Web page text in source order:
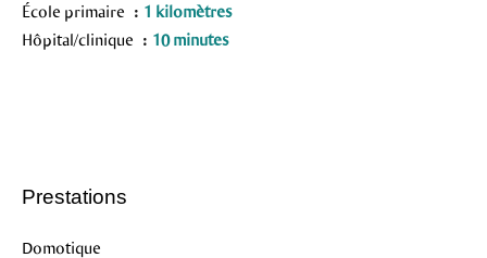
École primaire
1 kilomètres
Hôpital/clinique
10 minutes
Prestations
Domotique